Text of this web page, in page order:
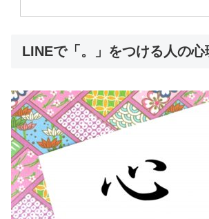
LINEで「。」をつける人の心